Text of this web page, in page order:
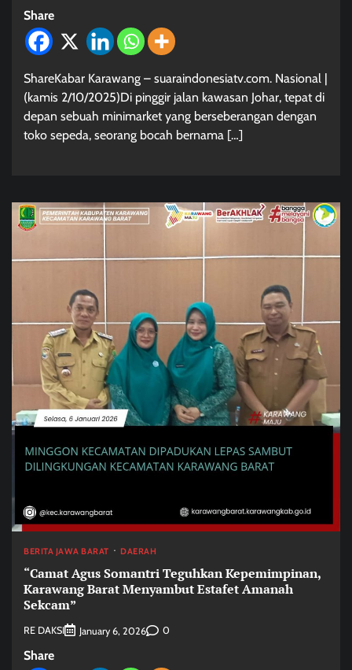
Share
ShareKabar Karawang – suaraindonesiatv.com. Nasional |
(kamis 2/10/2025)Di pinggir jalan kawasan Johar, tepat di
depan sebuah minimarket yang berseberangan dengan
toko sepeda, seorang bocah bernama […]
BERITA JAWA BARAT DAERAH
“Camat Agus Somantri Teguhkan Kepemimpinan,
Karawang Barat Menyambut Estafet Amanah
Sekcam”
RE DAKSI January 6, 2026 0
Share